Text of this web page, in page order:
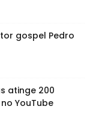
gospel Pedro
atinge 200
YouTube